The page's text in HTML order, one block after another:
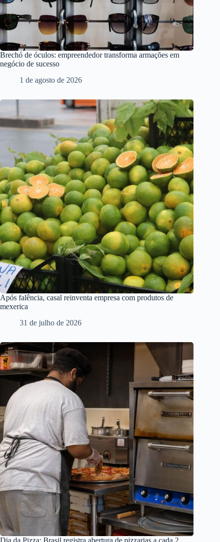
Brechó de óculos: empreendedor transforma armações em
negócio de sucesso
1 de agosto de 2026
Após falência, casal reinventa empresa com produtos de
mexerica
31 de julho de 2026